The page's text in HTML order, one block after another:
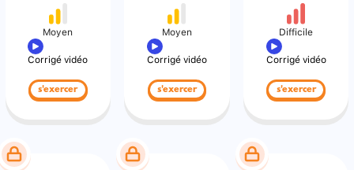
Moyen
Corrigé vidéo
s'exercer
Moyen
Corrigé vidéo
s'exercer
Difficile
Corrigé vidéo
s'exercer